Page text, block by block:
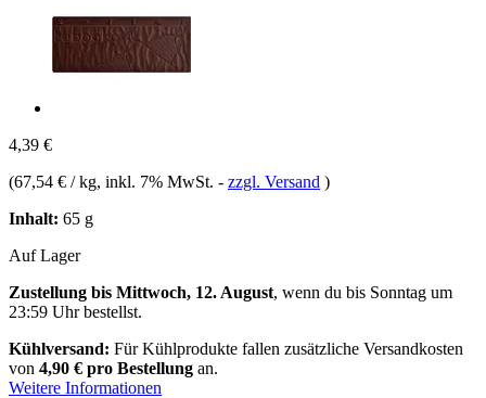
4,39 €
(67,54 € / kg, inkl. 7% MwSt. - zzgl. Versand )
Inhalt: 65 g
Auf Lager
Zustellung bis Mittwoch, 12. August, wenn du bis Sonntag um
23:59 Uhrbestellst.
Kühlversand: Für Kühlprodukte fallen zusätzliche Versandkosten
von 4,90 € pro Bestellung an.
Weitere Informationen